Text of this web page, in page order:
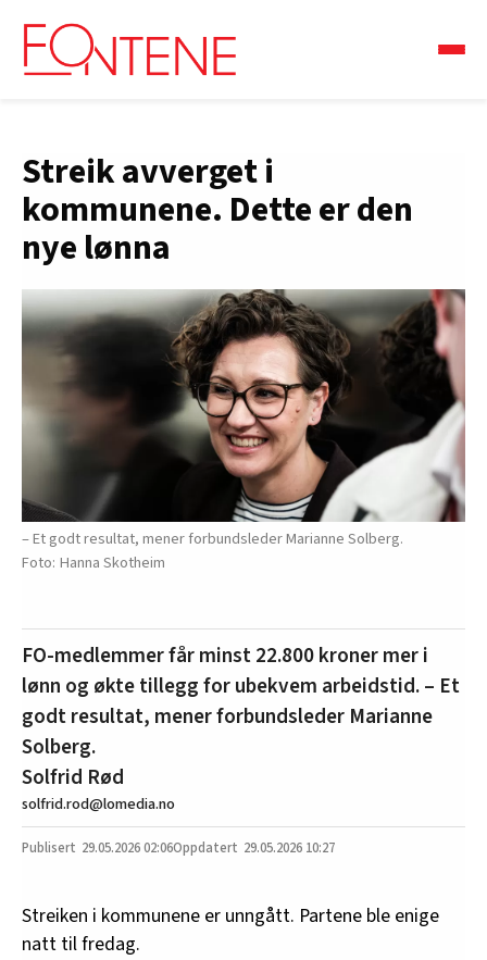
Streik avverget i
kommunene. Dette er den
nye lønna
– Et godt resultat, mener forbundsleder Marianne Solberg.
Hanna Skotheim
FO-medlemmer får minst 22.800 kroner mer i
lønn og økte tillegg for ubekvem arbeidstid. – Et
godt resultat, mener forbundsleder Marianne
Solberg.
Solfrid Rød
solfrid.rod@lomedia.no
29.05.202602:06 29.05.2026 10:27
Streiken i kommunene er unngått. Partene ble enige
natt til fredag.